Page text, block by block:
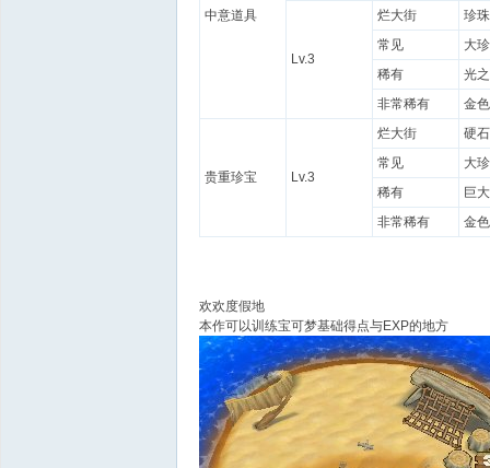
中意道具
Lv.3
烂大街
珍珠
常见
大
稀有
光
非常稀有
金
贵重珍宝 Lv.3
烂大街
硬
常见
大
稀有
巨
非常稀有
金
欢欢度假地
本作可以训练宝可梦基础得点与EXP的地方